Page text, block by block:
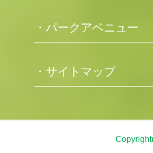
・パークアベニュー
・サイトマップ